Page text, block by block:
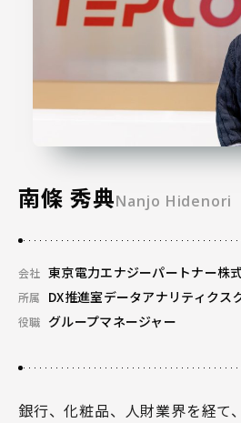
南條 秀典Nanjo Hidenori
会社 東京電力エナジーパートナー株
所属 DX推進室データアナリティクス
役職 グループマネージャー
銀行、化粧品、人財業界を経て